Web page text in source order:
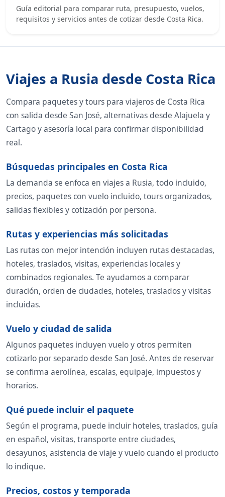
Guía editorial para comparar ruta, presupuesto, vuelos,
requisitos y servicios antes de cotizar desde Costa Rica.
Viajes a Rusia desde Costa Rica
Compara paquetes y tours para viajeros de Costa Rica
con salida desde San José, alternativas desde Alajuela y
Cartago y asesoría local para confirmar disponibilidad
real.
Búsquedas principales en Costa Rica
La demanda se enfoca en viajes a Rusia, todo incluido,
precios, paquetes con vuelo incluido, tours organizados,
salidas flexibles y cotización por persona.
Rutas y experiencias más solicitadas
Las rutas con mejor intención incluyen rutas destacadas,
hoteles, traslados, visitas, experiencias locales y
combinados regionales. Te ayudamos a comparar
duración, orden de ciudades, hoteles, traslados y visitas
incluidas.
Vuelo y ciudad de salida
Algunos paquetes incluyen vuelo y otros permiten
cotizarlo por separado desde San José. Antes de reservar
se confirma aerolínea, escalas, equipaje, impuestos y
horarios.
Qué puede incluir el paquete
Según el programa, puede incluir hoteles, traslados, guía
en español, visitas, transporte entre ciudades,
desayunos, asistencia de viaje y vuelo cuando el producto
lo indique.
Precios, costos y temporada